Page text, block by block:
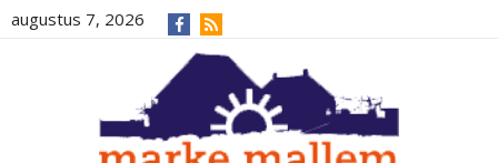
augustus 7, 2026